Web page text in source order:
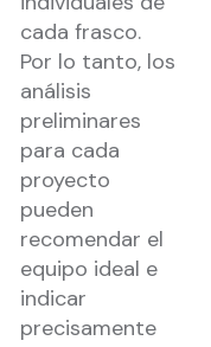
cada frasco.
Por lo tanto, los
análisis
preliminares
para cada
proyecto
pueden
recomendar el
equipo ideal e
indicar
precisamente